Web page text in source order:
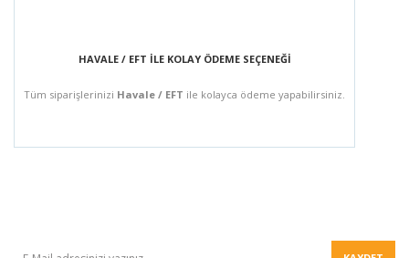
HAVALE / EFT İLE KOLAY ÖDEME SEÇENEĞİ
Tüm siparişlerinizi Havale / EFT ile kolayca ödeme yapabilirsiniz.